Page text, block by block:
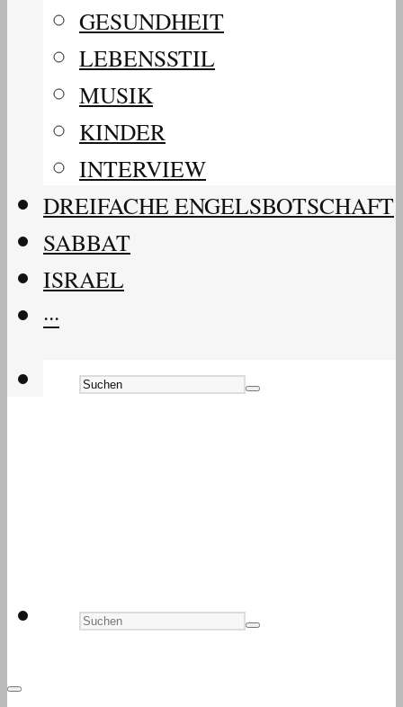
GESUNDHEIT
LEBENSSTIL
MUSIK
KINDER
INTERVIEW
DREIFACHE ENGELSBOTSCHAFT
SABBAT
ISRAEL
···